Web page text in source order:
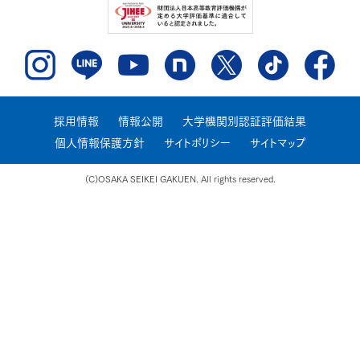
採用情報 情報公開
大学機関別認証評価結果
個人情報保護方針
サイトポリシー サイトマップ
(C)OSAKA SEIKEI GAKUEN. All rights reserved.